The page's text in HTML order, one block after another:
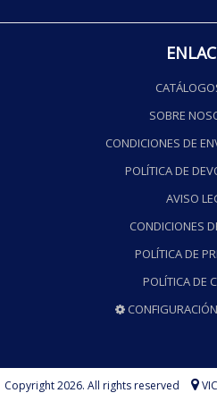
SOBRE
CONDICIONES DE
POLÍTICA DE
AVISO
CONDICIONES
POLÍTICA DE
POLÍTICA DE
Copyright 2026. All rights reserved